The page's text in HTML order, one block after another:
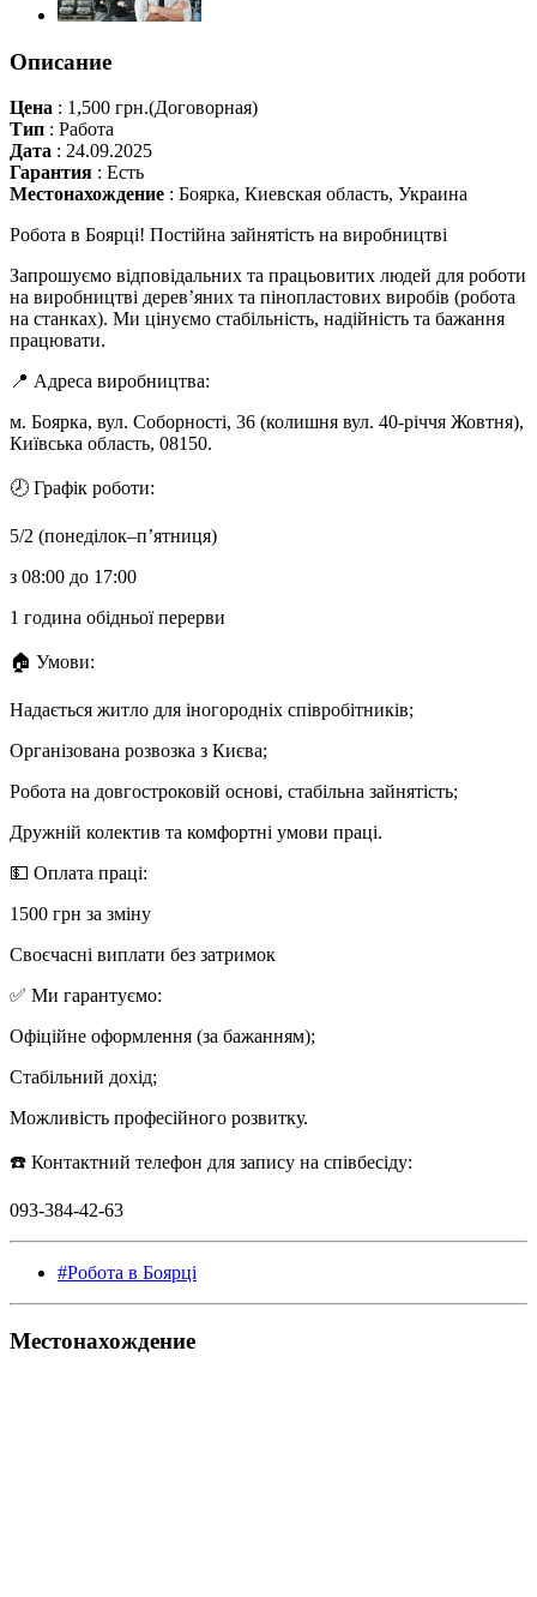
Описание
Цена : 1,500 грн.(Договорная)
Тип : Работа
Дата : 24.09.2025
Гарантия : Есть
Местонахождение : Боярка, Киевская область, Украина
Робота в Боярці! Постійна зайнятість на виробництві
Запрошуємо відповідальних та працьовитих людей для роботи
на виробництві дерев’яних та пінопластових виробів (робота
на станках). Ми цінуємо стабільність, надійність та бажання
працювати.
📍 Адреса виробництва:
м. Боярка, вул. Соборності, 36 (колишня вул. 40-річчя Жовтня),
Київська область, 08150.
🕗 Графік роботи:
5/2 (понеділок–п’ятниця)
з 08:00 до 17:00
1 година обідньої перерви
🏠 Умови:
Надається житло для іногородніх співробітників;
Організована розвозка з Києва;
Робота на довгостроковій основі, стабільна зайнятість;
Дружній колектив та комфортні умови праці.
💵 Оплата праці:
1500 грн за зміну
Своєчасні виплати без затримок
✅ Ми гарантуємо:
Офіційне оформлення (за бажанням);
Стабільний дохід;
Можливість професійного розвитку.
☎️ Контактний телефон для запису на співбесіду:
093-384-42-63
#Робота в Боярці
Местонахождение